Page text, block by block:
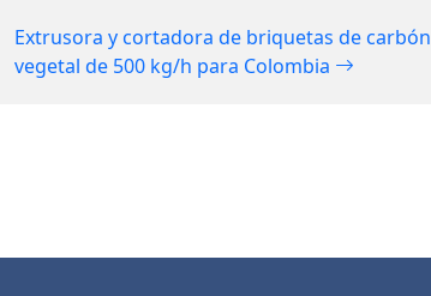
Extrusora y cortadora de briquetas de carbón
vegetal de 500 kg/h para Colombia